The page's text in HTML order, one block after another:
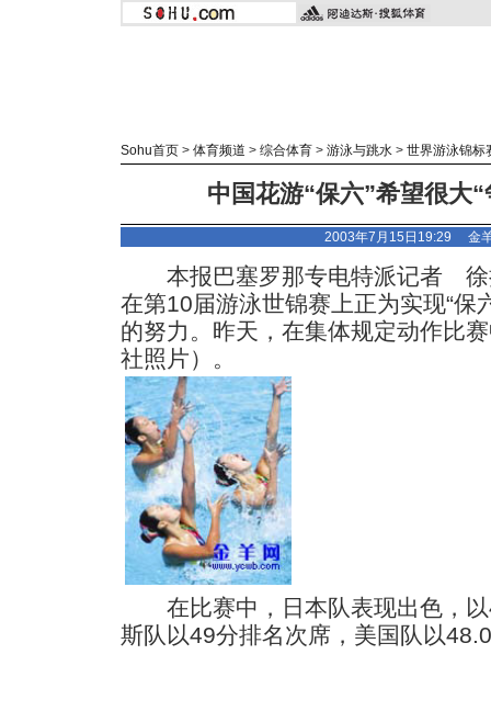
Sohu首页 > 体育频道 > 综合体育 > 游泳与跳水 > 世界游泳锦标
中国花游“保六”希望很大
2003年7月15日19:29 金
本报巴塞罗那专电特派记者 徐
在第10届游泳世锦赛上正为实现“保
的努力。昨天，在集体规定动作比
社照片）。
在比赛中，日本队表现出色，以
斯队以49分排名次席，美国队以